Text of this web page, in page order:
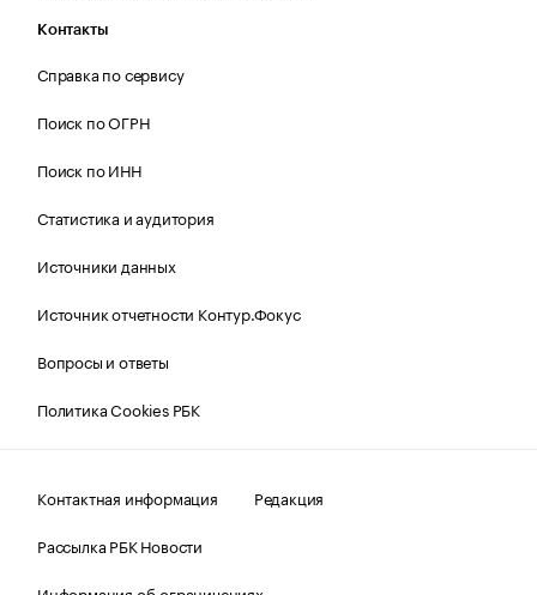
Контакты
Справка по сервису
Поиск по ОГРН
Поиск по ИНН
Статистика и аудитория
Источники данных
Источник отчетности Контур.Фокус
Вопросы и ответы
Политика Cookies РБК
Контактная информация
Редакция
Рассылка РБК Новости